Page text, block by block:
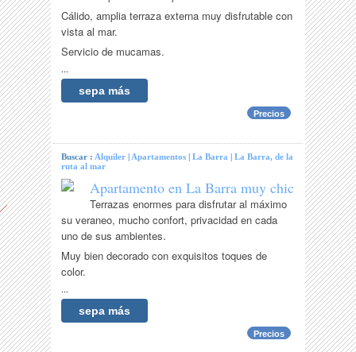
Cálido, amplia terraza externa muy disfrutable con
vista al mar.
Servicio de mucamas.
...
sepa más
Precios
Buscar :Alquiler |Apartamentos |La Barra |La Barra, de la
ruta al mar
Apartamento en La Barra muy chic
Terrazas enormes para disfrutar al máximo
su veraneo, mucho confort, privacidad en cada
uno de sus ambientes.
Muy bien decorado con exquisitos toques de
color.
...
sepa más
Precios